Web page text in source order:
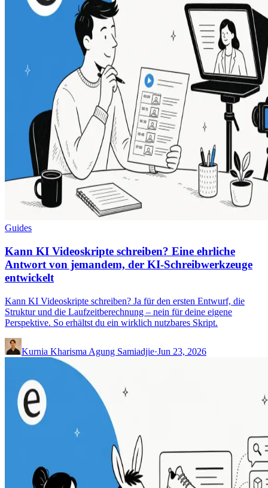
Guides
Kann KI Videoskripte schreiben? Eine ehrliche
Antwort von jemandem, der KI-Schreibwerkzeuge
entwickelt
Kann KI Videoskripte schreiben? Ja für den ersten Entwurf, die
Struktur und die Laufzeitberechnung – nein für deine eigene
Perspektive. So erhältst du ein wirklich nutzbares Skript.
Kurnia Kharisma Agung Samiadjie·Jun 23, 2026